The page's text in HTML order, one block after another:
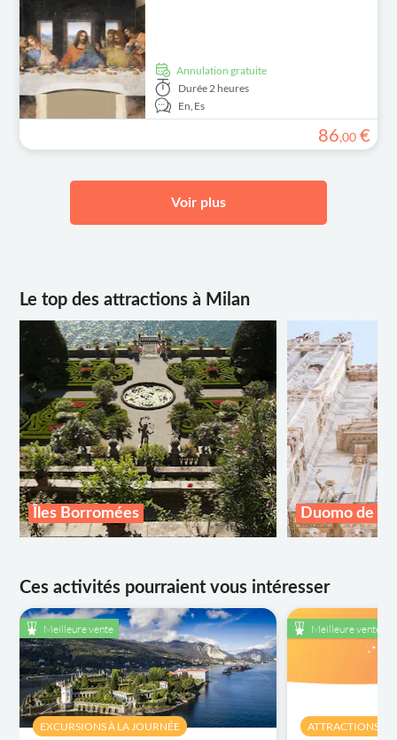
Annulation gratuite
Durée 2 heures
En, Es
86,00 €
Voir plus
Le top des attractions à Milan
Îles Borromées Duomo de
Ces activités pourraient vous intéresser
Meilleure vente
EXCURSIONS À LA JOURNÉE
Meilleure vente
ATTRACTIONS ET